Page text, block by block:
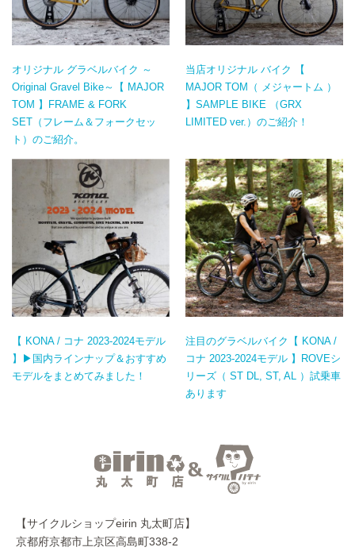
オリジナル グラベルバイク ～
Original Gravel Bike～【 MAJOR
TOM 】FRAME & FORK
SET（フレーム＆フォークセッ
ト）のご紹介。
当店オリジナル バイク 【
MAJOR TOM（ メジャートム ）
】SAMPLE BIKE （GRX
LIMITED ver.）のご紹介！
【 KONA / コナ 2023-2024モデル
】▶国内ラインナップ＆おすすめ
モデルをまとめてみました！
注目のグラベルバイク【 KONA /
コナ 2023-2024モデル 】ROVEシ
リーズ（ ST DL, ST, AL ）試乗車
あります
【サイクルショップeirin 丸太町店】
京都府京都市上京区高島町338-2